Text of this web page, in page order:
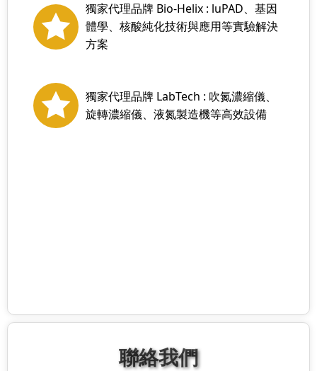
獨家代理品牌 Bio-Helix : luPAD、基因
體學、核酸純化技術與應用等實驗解決
方案
獨家代理品牌 LabTech : 吹氮濃縮儀、
旋轉濃縮儀、液氮製造機等高效設備
聯絡我們